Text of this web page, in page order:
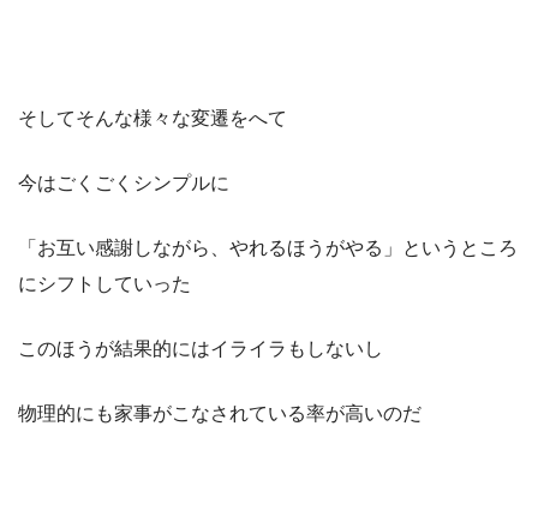
そしてそんな様々な変遷をへて
今はごくごくシンプルに
「お互い感謝しながら、やれるほうがやる」というところ
にシフトしていった
このほうが結果的にはイライラもしないし
物理的にも家事がこなされている率が高いのだ